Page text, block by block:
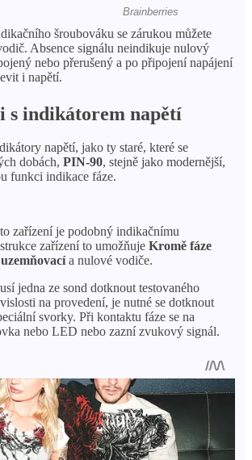
šroubováku se zárukou můžete
Absence signálu neindikuje nulový
nebo přerušený a po připojení napájení
i napětí.
s indikátorem napětí
napětí, jako ty staré, které se
dobách, PIN-90, stejně jako modernější,
funkci indikace fáze.
zařízení je podobný indikačnímu
zařízení to umožňuje Kromě fáze
a nulové vodiče.
jedna ze sond dotknout testovaného
na provedení, je nutné se dotknout
svorky. Při kontaktu fáze se na
nebo LED nebo zazní zvukový signál.